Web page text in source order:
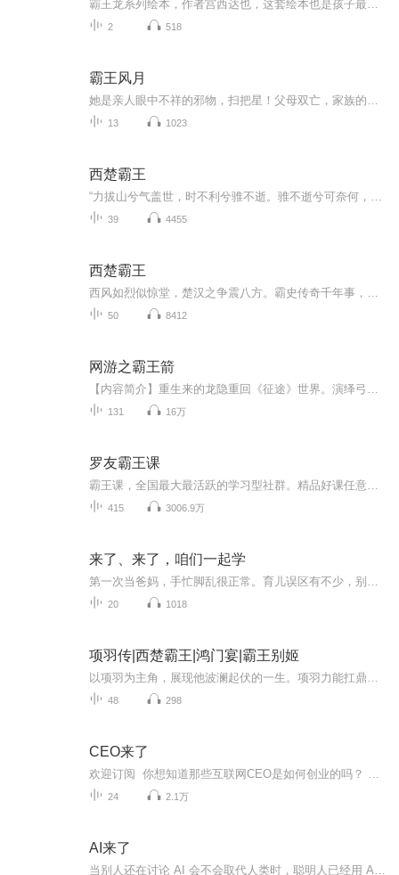
2 518
霸王风月
13 1023
西楚霸王
39 4455
西楚霸王
50 8412
网游之霸王箭
131 16万
罗友霸王课
415 3006.9万
来了、来了，咱们一起学
20 1018
项羽传|西楚霸王|鸿门宴|霸王别姬
48 298
CEO来了
24 2.1万
AI来了